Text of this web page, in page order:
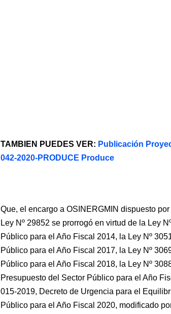
TAMBIEN PUEDES VER: Publicación
042-2020-PRODUCE Produce
Que, el encargo a OSINERGMIN dispuesto
Ley Nº 29852 se prorrogó en virtud de la Ley
Público para el Año Fiscal 2014, la Ley Nº
Público para el Año Fiscal 2017, la Ley Nº
Público para el Año Fiscal 2018, la Ley Nº
Presupuesto del Sector Público para el Año
015-2019, Decreto de Urgencia para el
Público para el Año Fiscal 2020, modificado